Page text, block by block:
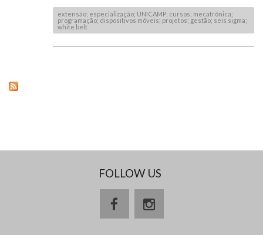
extensão; especialização; UNICAMP; cursos; mecatrônica;
programação; dispositivos móveis; projetos; gestão; seis sigma;
white belt
FOLLOW US